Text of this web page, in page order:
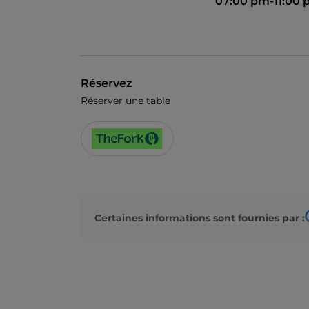
Réservez
Réserver une table
Certaines informations sont fournies par :